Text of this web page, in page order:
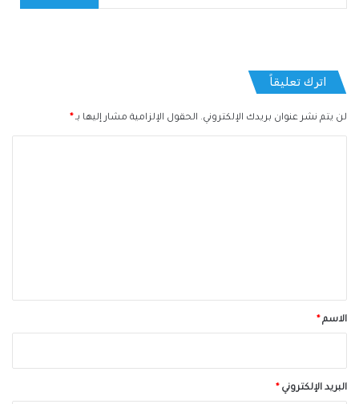
اترك تعليقاً
لن يتم نشر عنوان بريدك الإلكتروني. الحقول الإلزامية مشار إليها بـ*
*الاسم*
البريد الإلكتروني*